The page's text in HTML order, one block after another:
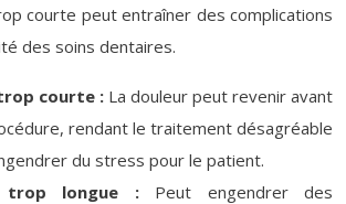
courte peut entraîner des complications
des soins dentaires.
courte : La douleur peut revenir avant
rendant le traitement désagréable
du stress pour le patient.
trop longue : Peut engendrer des